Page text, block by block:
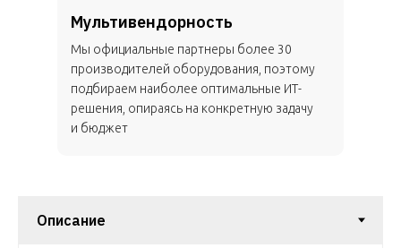
Мультивендорность
Мы официальные партнеры более 30
производителей оборудования, поэтому
подбираем наиболее оптимальные ИТ-
решения, опираясь на конкретную задачу
и бюджет